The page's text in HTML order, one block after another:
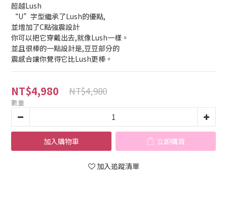
超越Lush
“U”字型繼承了Lush的優點,
並增加了C點強震設計
你可以把它穿戴出去,就像Lush一樣。
並且很棒的一點設計是,豆豆部分的
震感合讓你覺得它比Lush更棒。
NT$4,980 NT$4,980
數量
加入購物車 立即購買
加入追蹤清單